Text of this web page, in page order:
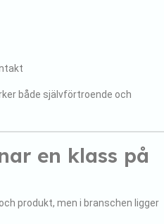
både självförtroende och
en klass på
produkt, men i branschen ligger